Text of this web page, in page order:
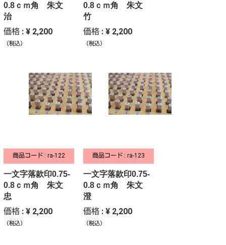
0.8ｃｍ角 朱文
治
価格 : ¥ 2,200
（税込）
0.8ｃｍ角 朱文
竹
価格 : ¥ 2,200
（税込）
商品コード : ra-122
一文字落款印0.75-
0.8ｃｍ角 朱文
忠
価格 : ¥ 2,200
（税込）
商品コード : ra-123
一文字落款印0.75-
0.8ｃｍ角 朱文
澄
価格 : ¥ 2,200
（税込）